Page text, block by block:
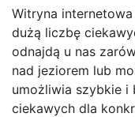
Witryna
dużą liczbę
odnajdą u nas
nad jeziorem lub
umożliwia szybkie i
ciekawych dla